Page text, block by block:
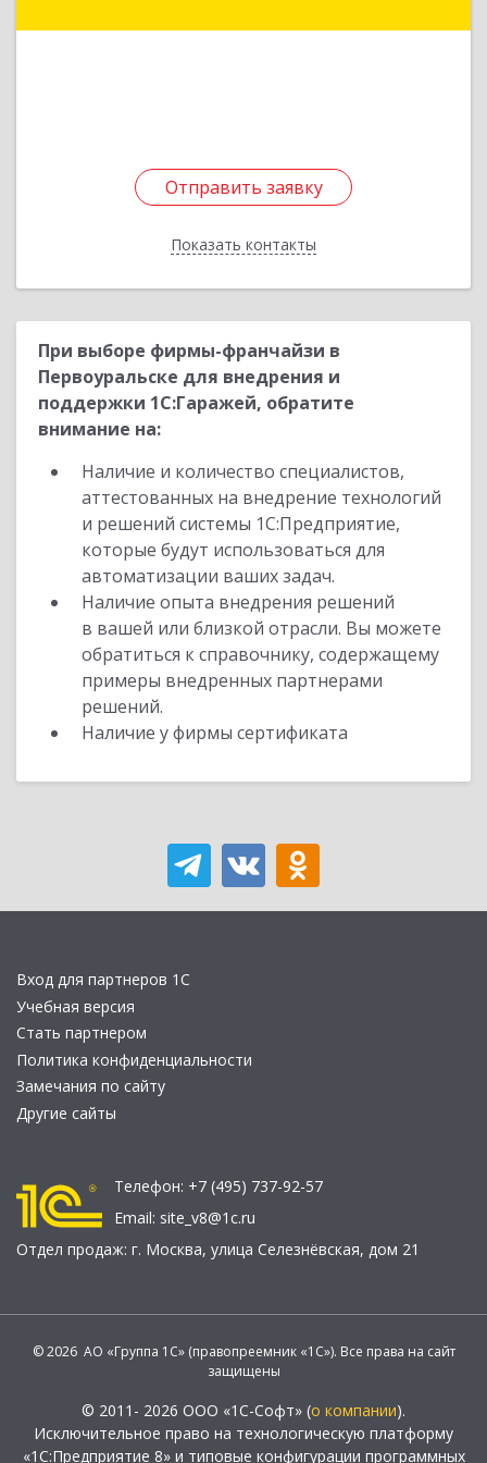
Отправить заявку
Показать контакты
Отправить заявку
Назад
При выборе фирмы-франчайзи в
Первоуральске для внедрения и
поддержки 1С:Гаражей, обратите
внимание на:
Наличие и количество специалистов,
аттестованных на внедрение технологий
и решений системы 1С:Предприятие,
которые будут использоваться для
автоматизации ваших задач.
Наличие опыта внедрения решений
в вашей или близкой отрасли. Вы можете
обратиться к справочнику, содержащему
примеры внедренных партнерами
решений.
Наличие у фирмы сертификата
Вход для партнеров 1С
Учебная версия
Стать партнером
Политика конфиденциальности
Замечания по сайту
Другие сайты
Телефон: +7 (495) 737-92-57
Email: site_v8@1c.ru
Отдел продаж: г. Москва, улица Селезнёвская, дом 21
© 2026 АО «Группа 1С» (правопреемник «1С»). Все права на сайт
защищены
© 2011- 2026 ООО «1С-Софт» (о компании).
Исключительное право на технологическую платформу
«1С:Предприятие 8» и типовые конфигурации программных